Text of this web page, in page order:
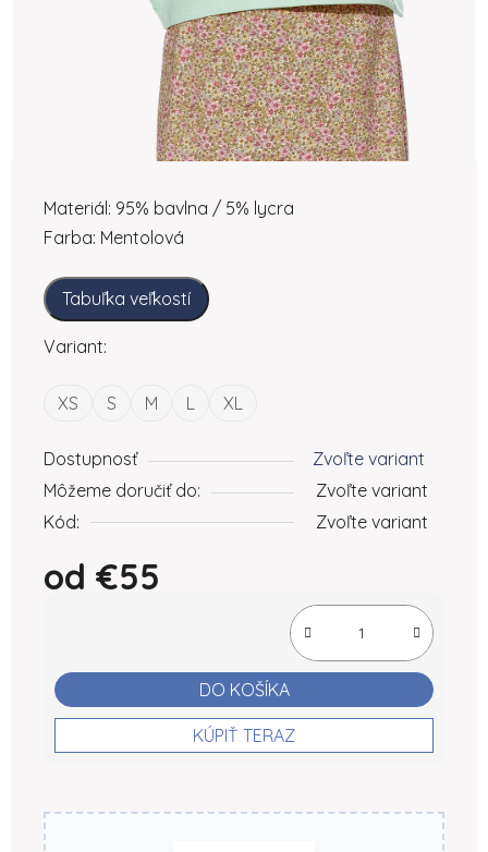
Materiál: 95% bavlna / 5% lycra
Farba: Mentolová
Tabuľka veľkostí
Variant:
XS S M L XL
Dostupnosť
Zvoľte variant
Môžeme doručiť do:
Zvoľte variant
Kód:
Zvoľte variant
od €55
DO KOŠÍKA
KÚPIŤ TERAZ